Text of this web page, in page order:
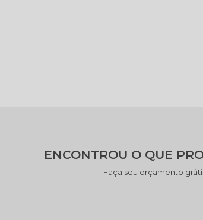
ENCONTROU O QUE
Faça seu orçamento